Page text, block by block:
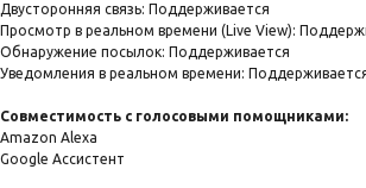
Двусторонняя связь: Поддерживается
Просмотр в реальном времени (Live View):
Обнаружение посылок: Поддерживается
Уведомления в реальном времени:
Совместимость с голосовыми помощниками:
Amazon Alexa
Google Ассистент